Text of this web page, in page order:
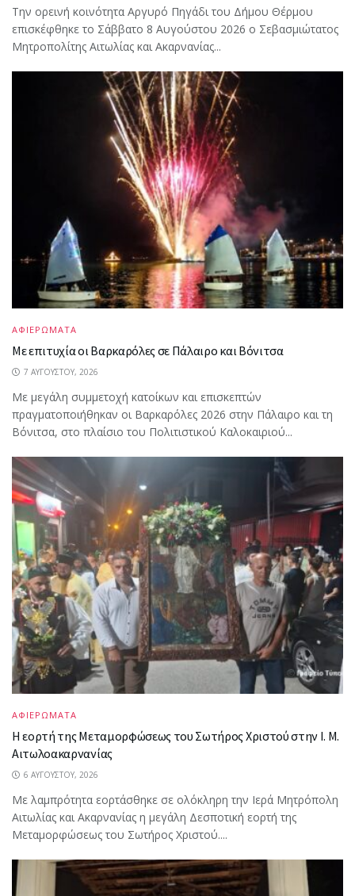
Την ορεινή κοινότητα Αργυρό Πηγάδι του Δήμου Θέρμου
επισκέφθηκε το Σάββατο 8 Αυγούστου 2026 ο Σεβασμιώτατος
Μητροπολίτης Αιτωλίας και Ακαρνανίας...
ΑΦΙΕΡΩΜΑΤΑ
Με επιτυχία οι Βαρκαρόλες σε Πάλαιρο και Βόνιτσα
7 ΑΥΓΟΎΣΤΟΥ, 2026
Με μεγάλη συμμετοχή κατοίκων και επισκεπτών
πραγματοποιήθηκαν οι Βαρκαρόλες 2026 στην Πάλαιρο και τη
Βόνιτσα, στο πλαίσιο του Πολιτιστικού Καλοκαιριού...
ΑΦΙΕΡΩΜΑΤΑ
Η εορτή της Μεταμορφώσεως του Σωτήρος Χριστού στην Ι. Μ.
Αιτωλοακαρνανίας
6 ΑΥΓΟΎΣΤΟΥ, 2026
Με λαμπρότητα εορτάσθηκε σε ολόκληρη την Ιερά Μητρόπολη
Αιτωλίας και Ακαρνανίας η μεγάλη Δεσποτική εορτή της
Μεταμορφώσεως του Σωτήρος Χριστού....